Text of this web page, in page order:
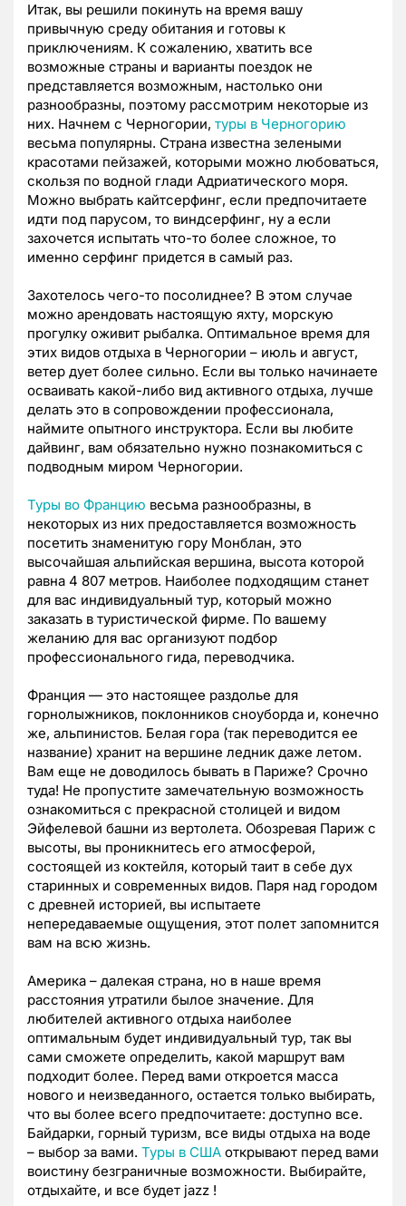
Итак, вы решили покинуть на время вашу
привычную среду обитания и готовы к
приключениям. К сожалению, хватить все
возможные страны и варианты поездок не
представляется возможным, настолько они
разнообразны, поэтому рассмотрим некоторые из
них. Начнем с Черногории, туры в Черногорию
весьма популярны. Страна известна зелеными
красотами пейзажей, которыми можно любоваться,
скользя по водной глади Адриатического моря.
Можно выбрать кайтсерфинг, если предпочитаете
идти под парусом, то виндсерфинг, ну а если
захочется испытать что-то более сложное, то
именно серфинг придется в самый раз.
Захотелось чего-то посолиднее? В этом случае
можно арендовать настоящую яхту, морскую
прогулку оживит рыбалка. Оптимальное время для
этих видов отдыха в Черногории – июль и август,
ветер дует более сильно. Если вы только начинаете
осваивать какой-либо вид активного отдыха, лучше
делать это в сопровождении профессионала,
наймите опытного инструктора. Если вы любите
дайвинг, вам обязательно нужно познакомиться с
подводным миром Черногории.
Туры во Францию весьма разнообразны, в
некоторых из них предоставляется возможность
посетить знаменитую гору Монблан, это
высочайшая альпийская вершина, высота которой
равна 4 807 метров. Наиболее подходящим станет
для вас индивидуальный тур, который можно
заказать в туристической фирме. По вашему
желанию для вас организуют подбор
профессионального гида, переводчика.
Франция — это настоящее раздолье для
горнолыжников, поклонников сноуборда и, конечно
же, альпинистов. Белая гора (так переводится ее
название) хранит на вершине ледник даже летом.
Вам еще не доводилось бывать в Париже? Срочно
туда! Не пропустите замечательную возможность
ознакомиться с прекрасной столицей и видом
Эйфелевой башни из вертолета. Обозревая Париж с
высоты, вы проникнитесь его атмосферой,
состоящей из коктейля, который таит в себе дух
старинных и современных видов. Паря над городом
с древней историей, вы испытаете
непередаваемые ощущения, этот полет запомнится
вам на всю жизнь.
Америка – далекая страна, но в наше время
расстояния утратили былое значение. Для
любителей активного отдыха наиболее
оптимальным будет индивидуальный тур, так вы
сами сможете определить, какой маршрут вам
подходит более. Перед вами откроется масса
нового и неизведанного, остается только выбирать,
что вы более всего предпочитаете: доступно все.
Байдарки, горный туризм, все виды отдыха на воде
– выбор за вами. Туры в США открывают перед вами
воистину безграничные возможности. Выбирайте,
отдыхайте, и все будет jazz !